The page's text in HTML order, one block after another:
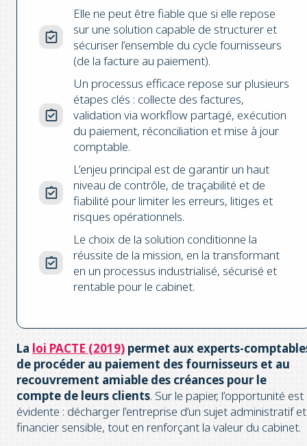
Elle ne peut être fiable que si elle repose
sur une solution capable de structurer et
sécuriser l’ensemble du cycle fournisseurs
(de la facture au paiement).
Un processus efficace repose sur plusieurs
étapes clés : collecte des factures,
validation via workflow partagé, exécution
du paiement, réconciliation et mise à jour
comptable.
L’enjeu principal est de garantir un haut
niveau de contrôle, de traçabilité et de
fiabilité pour limiter les erreurs, litiges et
risques opérationnels.
Le choix de la solution conditionne la
réussite de la mission, en la transformant
en un processus industrialisé, sécurisé et
rentable pour le cabinet.
La loi PACTE (2019) permet aux experts-
de procéder au paiement des fournisseurs et au
recouvrement amiable des créances pour le
compte de leurs clients. Sur le papier, l’opportunité est
évidente : décharger l’entreprise d’un sujet administratif et
financier sensible, tout en renforçant la valeur du cabinet.